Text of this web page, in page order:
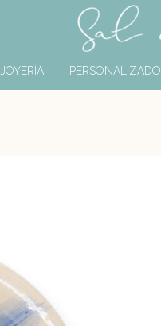
JOYERÍA PERSONALIZADO